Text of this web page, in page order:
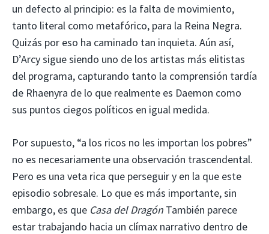
un defecto al principio: es la falta de movimiento,
tanto literal como metafórico, para la Reina Negra.
Quizás por eso ha caminado tan inquieta. Aún así,
D’Arcy sigue siendo uno de los artistas más elitistas
del programa, capturando tanto la comprensión tardía
de Rhaenyra de lo que realmente es Daemon como
sus puntos ciegos políticos en igual medida.
Por supuesto, “a los ricos no les importan los pobres”
no es necesariamente una observación trascendental.
Pero es una veta rica que perseguir y en la que este
episodio sobresale. Lo que es más importante, sin
embargo, es que Casa del Dragón También parece
estar trabajando hacia un clímax narrativo dentro de